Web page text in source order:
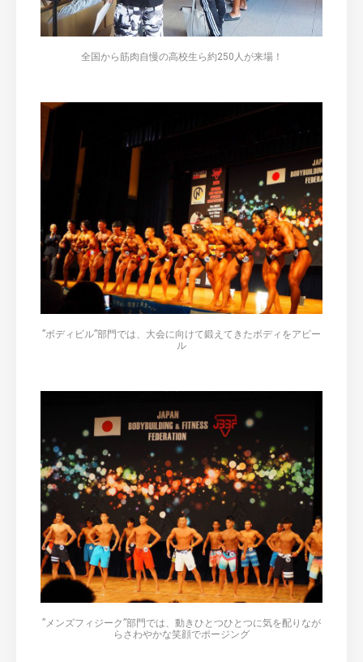
全国から筋肉自慢の高校生ら約250人が来場！
”ボディビル”部門では、大会に向けて鍛えてきたボディをアピー
ル
”メンズフィジーク”部門では、動きひとつひとつに気を配りなが
らさわやかな笑顔でポージング